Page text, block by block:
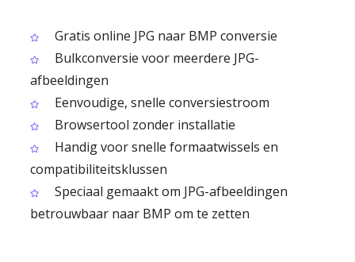
Gratis online JPG naar BMP conversie
Bulkconversie voor meerdere JPG-
afbeeldingen
Eenvoudige, snelle conversiestroom
Browsertool zonder installatie
Handig voor snelle formaatwissels en
compatibiliteitsklussen
Speciaal gemaakt om JPG-afbeeldingen
betrouwbaar naar BMP om te zetten